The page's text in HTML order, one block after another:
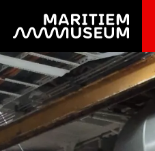
Ga naar de hoofdinhoud